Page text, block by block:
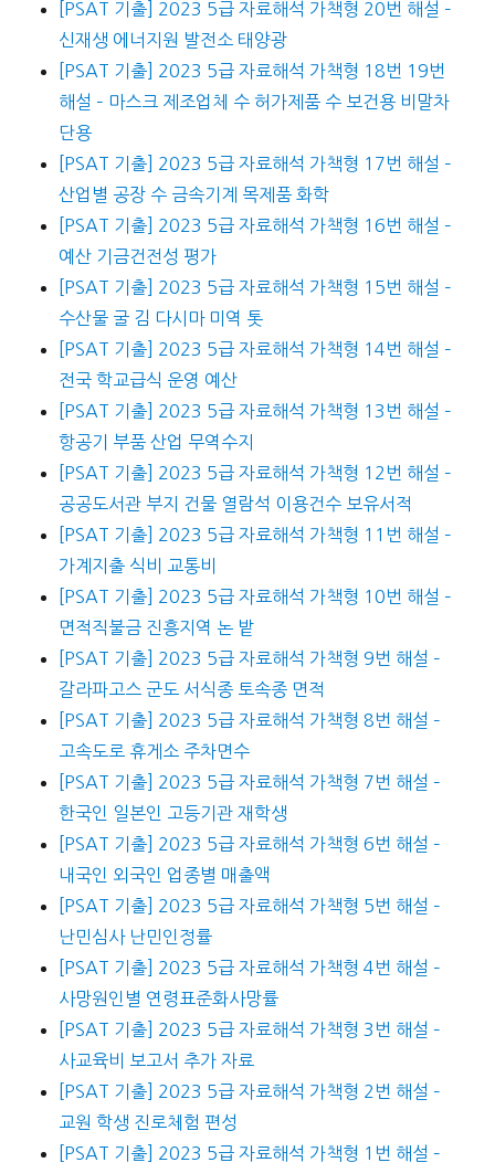
[PSAT 기출] 2023 5급 자료해석 가책형 20번 해설 –
신재생 에너지원 발전소 태양광
[PSAT 기출] 2023 5급 자료해석 가책형 18번 19번
해설 – 마스크 제조업체 수 허가제품 수 보건용 비말차
단용
[PSAT 기출] 2023 5급 자료해석 가책형 17번 해설 –
산업별 공장 수 금속기계 목제품 화학
[PSAT 기출] 2023 5급 자료해석 가책형 16번 해설 –
예산 기금건전성 평가
[PSAT 기출] 2023 5급 자료해석 가책형 15번 해설 –
수산물 굴 김 다시마 미역 톳
[PSAT 기출] 2023 5급 자료해석 가책형 14번 해설 –
전국 학교급식 운영 예산
[PSAT 기출] 2023 5급 자료해석 가책형 13번 해설 –
항공기 부품 산업 무역수지
[PSAT 기출] 2023 5급 자료해석 가책형 12번 해설 –
공공도서관 부지 건물 열람석 이용건수 보유서적
[PSAT 기출] 2023 5급 자료해석 가책형 11번 해설 –
가계지출 식비 교통비
[PSAT 기출] 2023 5급 자료해석 가책형 10번 해설 –
면적직불금 진흥지역 논 밭
[PSAT 기출] 2023 5급 자료해석 가책형 9번 해설 –
갈라파고스 군도 서식종 토속종 면적
[PSAT 기출] 2023 5급 자료해석 가책형 8번 해설 –
고속도로 휴게소 주차면수
[PSAT 기출] 2023 5급 자료해석 가책형 7번 해설 –
한국인 일본인 고등기관 재학생
[PSAT 기출] 2023 5급 자료해석 가책형 6번 해설 –
내국인 외국인 업종별 매출액
[PSAT 기출] 2023 5급 자료해석 가책형 5번 해설 –
난민심사 난민인정률
[PSAT 기출] 2023 5급 자료해석 가책형 4번 해설 –
사망원인별 연령표준화사망률
[PSAT 기출] 2023 5급 자료해석 가책형 3번 해설 –
사교육비 보고서 추가 자료
[PSAT 기출] 2023 5급 자료해석 가책형 2번 해설 –
교원 학생 진로체험 편성
[PSAT 기출] 2023 5급 자료해석 가책형 1번 해설 –